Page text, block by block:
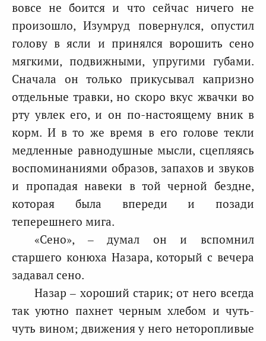
вовсе не боится и что сейчас ничего не
произошло, Изумруд повернулся, опустил
голову в ясли и принялся ворошить сено
мягкими, подвижными, упругими губами.
Сначала он только прикусывал капризно
отдельные травки, но скоро вкус жвачки во
рту увлек его, и он по-настоящему вник в
корм. И в то же время в его голове текли
медленные равнодушные мысли, сцепляясь
воспоминаниями образов, запахов и звуков
и пропадая навеки в той черной бездне,
которая была впереди и позади
теперешнего мига.
«Сено», – думал он и вспомнил
старшего конюха Назара, который с вечера
задавал сено.
Назар – хороший старик; от него всегда
так уютно пахнет черным хлебом и чуть-
чуть вином; движения у него неторопливые